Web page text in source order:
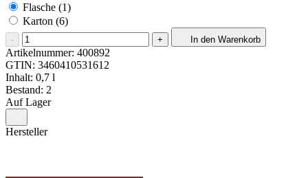
Flasche (1)
Karton (6)
- + In den Warenkorb
Artikelnummer: 400892
GTIN: 3460410531612
Inhalt: 0,7 l
Bestand: 2
Auf Lager
Hersteller